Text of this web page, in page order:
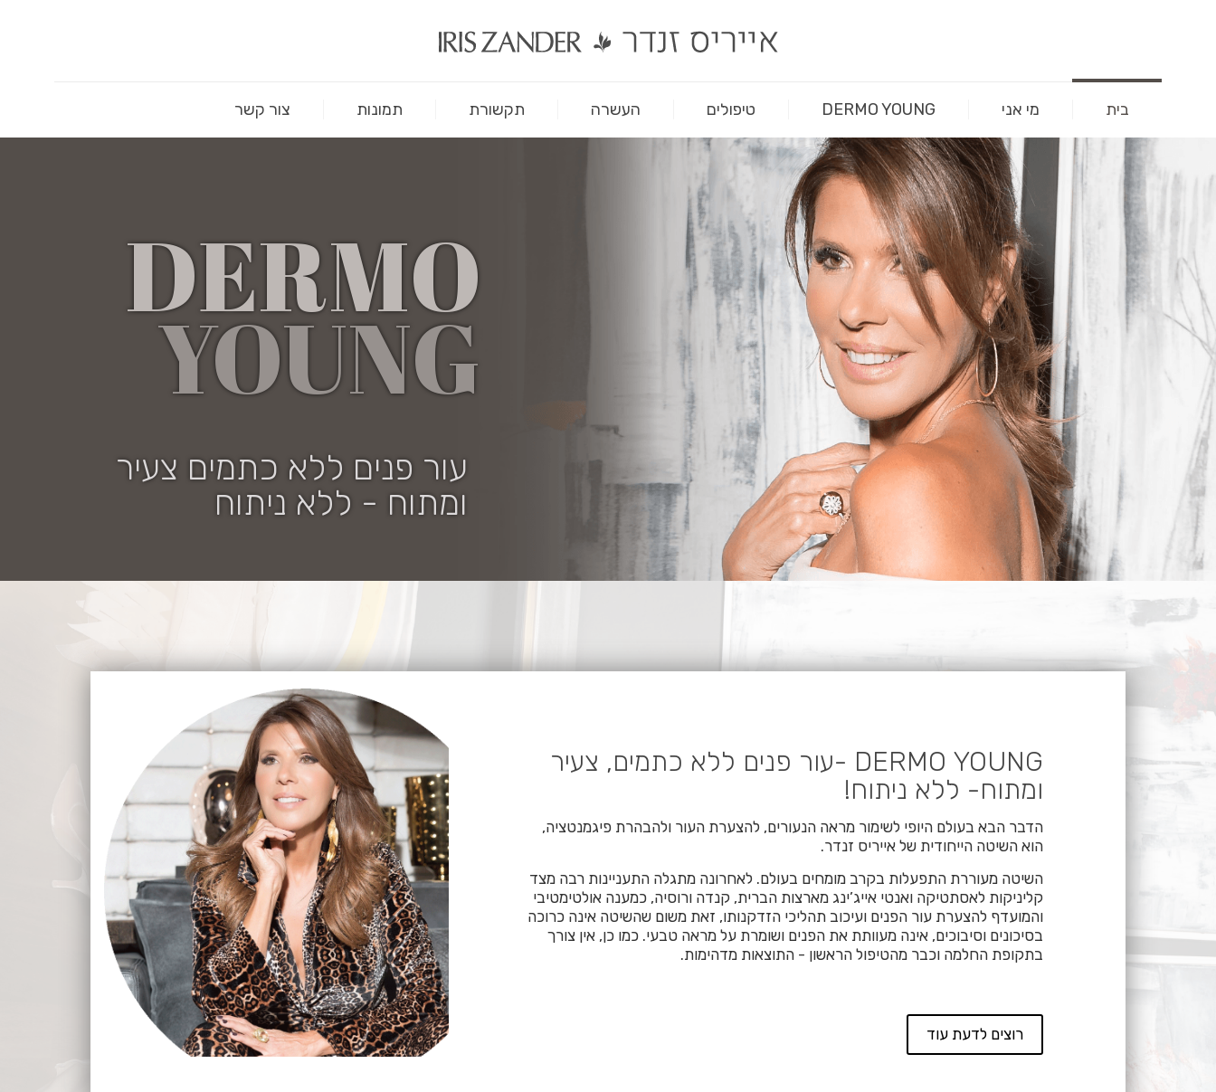
בית מי אני DERMO YOUNG טיפולים העשרה תקשורת תמונות צור קשר
DERMO
YOUNG
עור פנים ללא כתמים צעיר
ומתוח - ללא ניתוח
DERMO YOUNG -עור פנים ללא כתמים, צעיר
ומתוח- ללא ניתוח!
הדבר הבא בעולם היופי לשימור מראה הנעורים, להצערת העור ולהבהרת פיגמנטציה,
הוא השיטה הייחודית של אייריס זנדר.
השיטה מעוררת התפעלות בקרב מומחים בעולם. לאחרונה מתגלה התעניינות רבה מצד
קליניקות לאסתטיקה ואנטי אייג’ינג מארצות הברית, קנדה ורוסיה, כמענה אולטימטיבי
והמועדף להצערת עור הפנים ועיכוב תהליכי הזדקנותו, זאת משום שהשיטה אינה כרוכה
בסיכונים וסיבוכים, אינה מעוותת את הפנים ושומרת על מראה טבעי. כמו כן, אין צורך
בתקופת החלמה וכבר מהטיפול הראשון - התוצאות מדהימות.
רוצים לדעת עוד